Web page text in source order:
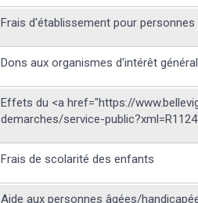
Frais d'établissement pour personnes
Dons aux organismes d'intérêt général
Effets du <a href="https://
demarches/service-
Frais de scolarité des enfants
Aide aux personnes âgées/